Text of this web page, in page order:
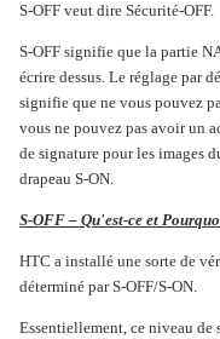
S-OFF veut dire Sécurité-OFF.
S-OFF signifie que la partie
écrire dessus. Le réglage par
signifie que ne vous pouvez
vous ne pouvez pas avoir un
de signature pour les images
drapeau S-ON.
S-OFF – Qu'est-ce et
HTC a installé une sorte de
déterminé par S-OFF/S-ON.
Essentiellement, ce niveau de